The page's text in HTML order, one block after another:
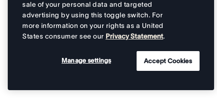
sale of your personal data and targeted
advertising by using this toggle switch. For
more information on your rights as a United
States consumer see our Privacy Statement.
Manage settings Accept Cookies